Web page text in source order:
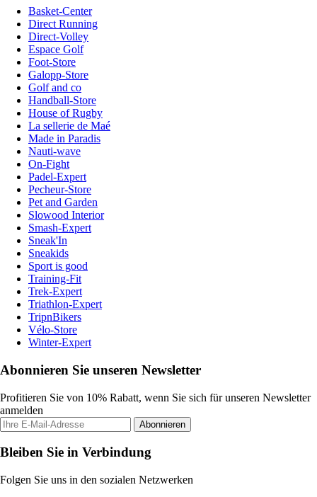
Basket-Center
Direct Running
Direct-Volley
Espace Golf
Foot-Store
Galopp-Store
Golf and co
Handball-Store
House of Rugby
La sellerie de Maé
Made in Paradis
Nauti-wave
On-Fight
Padel-Expert
Pecheur-Store
Pet and Garden
Slowood Interior
Smash-Expert
Sneak'In
Sneakids
Sport is good
Training-Fit
Trek-Expert
Triathlon-Expert
TripnBikers
Vélo-Store
Winter-Expert
Abonnieren Sie unseren Newsletter
Profitieren Sie von 10% Rabatt, wenn Sie sich für unseren Newsletter
anmelden
Abonnieren
Bleiben Sie in Verbindung
Folgen Sie uns in den sozialen Netzwerken